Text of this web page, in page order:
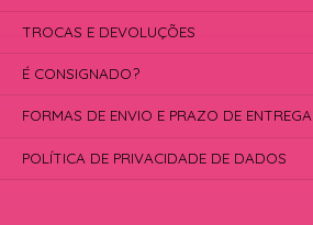
TROCAS E DEVOLUÇÕES
É CONSIGNADO?
FORMAS DE ENVIO E PRAZO DE ENTREGA
POLÍTICA DE PRIVACIDADE DE DADOS